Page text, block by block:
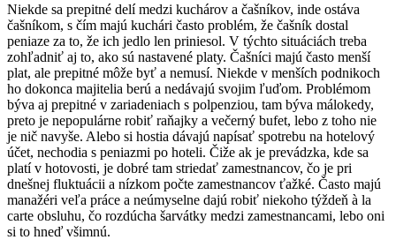
Niekde sa prepitné delí medzi kuchárov a čašníkov, inde ostáva
čašníkom, s čím majú kuchári často problém, že čašník dostal
peniaze za to, že ich jedlo len priniesol. V týchto situáciách treba
zohľadniť aj to, ako sú nastavené platy. Čašníci majú často menší
plat, ale prepitné môže byť a nemusí. Niekde v menších podnikoch
ho dokonca majitelia berú a nedávajú svojim ľuďom. Problémom
býva aj prepitné v zariadeniach s polpenziou, tam býva málokedy,
preto je nepopulárne robiť raňajky a večerný bufet, lebo z toho nie
je nič navyše. Alebo si hostia dávajú napísať spotrebu na hotelový
účet, nechodia s peniazmi po hoteli. Čiže ak je prevádzka, kde sa
platí v hotovosti, je dobré tam striedať zamestnancov, čo je pri
dnešnej fluktuácii a nízkom počte zamestnancov ťažké. Často majú
manažéri veľa práce a neúmyselne dajú robiť niekoho týždeň à la
carte obsluhu, čo rozdúcha šarvátky medzi zamestnancami, lebo oni
si to hneď všimnú.